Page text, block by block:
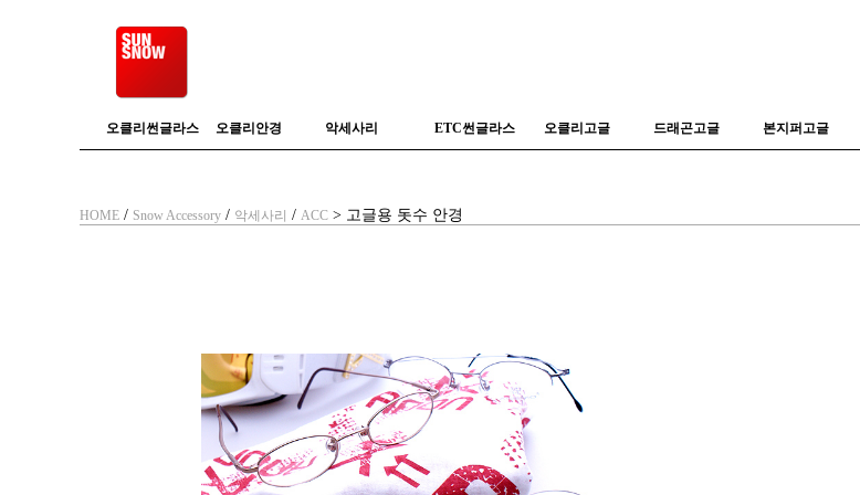
오클리썬글라스 오클리안경 악세사리 ETC썬글라스 오클리고글 드래곤고글 본지퍼고글
HOME / Snow Accessory / 악세사리 / ACC > 고글용 돗수 안경